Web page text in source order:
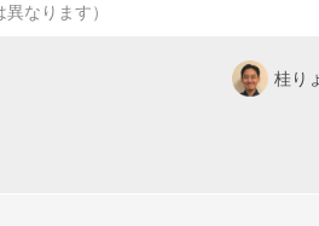
なります）
桂り